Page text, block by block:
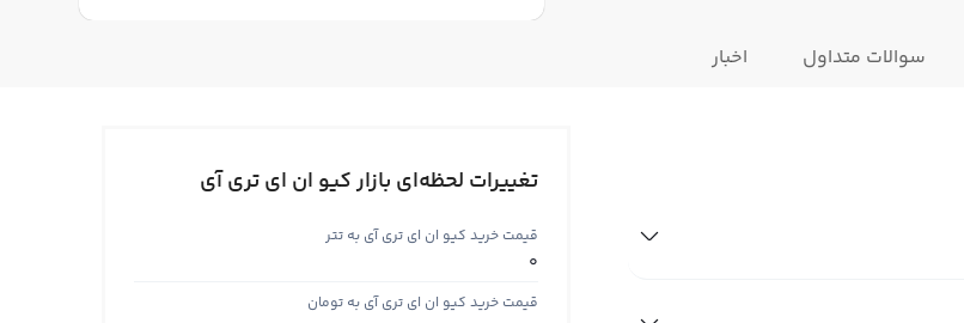
سوالات متداول اخبار
تغییرات لحظه‌ای بازار کیو ان ای تری آی
قیمت خرید کیو ان ای تری آی به تتر
0
قیمت خرید کیو ان ای تری آی به تومان